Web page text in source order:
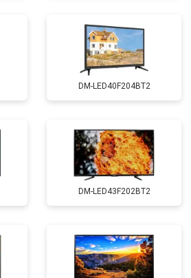
DM-LED40F204BT2
DM-LED43F202BT2